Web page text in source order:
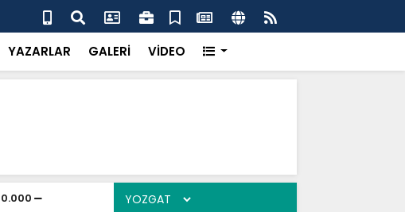
Gürlek’ten “Tek Çatı” mesajı
YAZARLAR GALERİ VİDEO